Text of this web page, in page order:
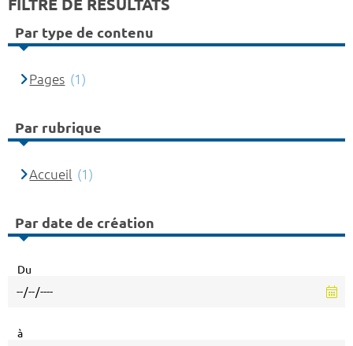
FILTRE DE RÉSULTATS
Par type de contenu
Pages (1)
Par rubrique
Accueil (1)
Par date de création
Du
à